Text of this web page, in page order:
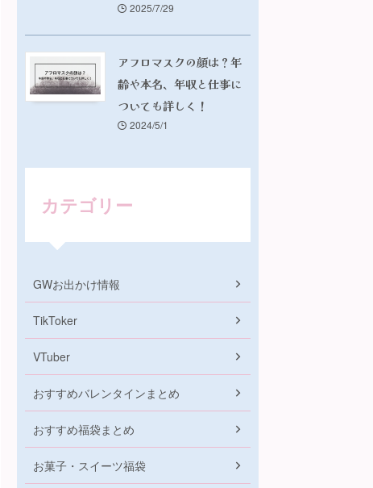
2025/7/29
アフロマスクの顔は？年
齢や本名、年収と仕事に
ついても詳しく！
2024/5/1
カテゴリー
GWお出かけ情報
TikToker
VTuber
おすすめバレンタインまとめ
おすすめ福袋まとめ
お菓子・スイーツ福袋